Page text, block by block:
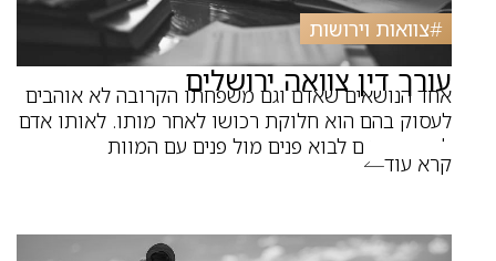
#צוואות וירושות
עורך דין צוואה ירושלים
אחד הנושאים שאדם וגם משפחתו הקרובה לא אוהבים
לעסוק בהם הוא חלוקת רכושו לאחר מותו. לאותו אדם
לא נוח ונעים לבוא פנים מול פנים עם המוות
קרא עוד